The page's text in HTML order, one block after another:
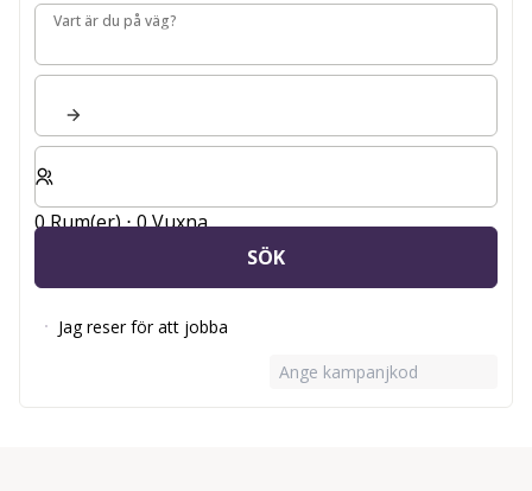
Vart är du på väg?
Vart är du på väg?
Välj antal rum och gäster för din vistelse
0 Rum(er) ⋅ 0 Vuxna
SÖK
Jag reser för att jobba
Ange kampanjkod